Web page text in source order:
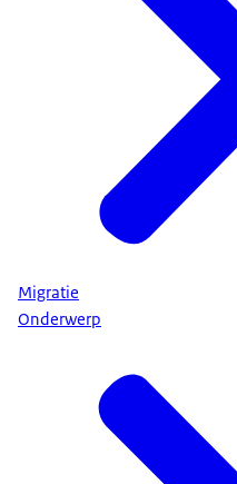
Migratie
Onderwerp